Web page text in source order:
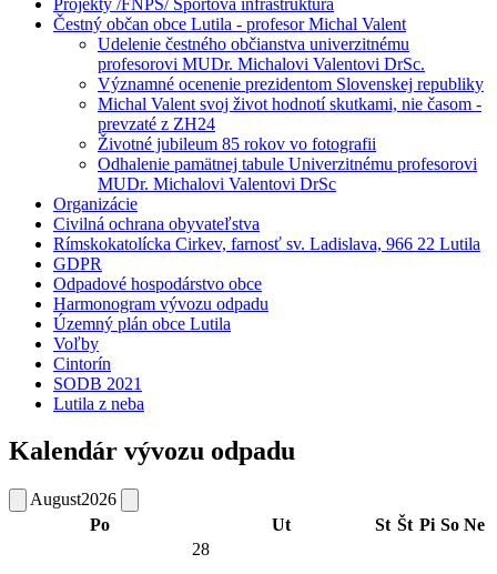
Projekty /FNPŠ/ Športová infraštruktúra
Čestný občan obce Lutila - profesor Michal Valent
Udelenie čestného občianstva univerzitnému
profesorovi MUDr. Michalovi Valentovi DrSc.
Významné ocenenie prezidentom Slovenskej republiky
Michal Valent svoj život hodnotí skutkami, nie časom -
prevzaté z ZH24
Životné jubileum 85 rokov vo fotografii
Odhalenie pamätnej tabule Univerzitnému profesorovi
MUDr. Michalovi Valentovi DrSc
Organizácie
Civilná ochrana obyvateľstva
Rímskokatolícka Cirkev, farnosť sv. Ladislava, 966 22 Lutila
GDPR
Odpadové hospodárstvo obce
Harmonogram vývozu odpadu
Územný plán obce Lutila
Voľby
Cintorín
SODB 2021
Lutila z neba
Kalendár vývozu odpadu
August2026
Po
Ut St Št Pi So Ne
28